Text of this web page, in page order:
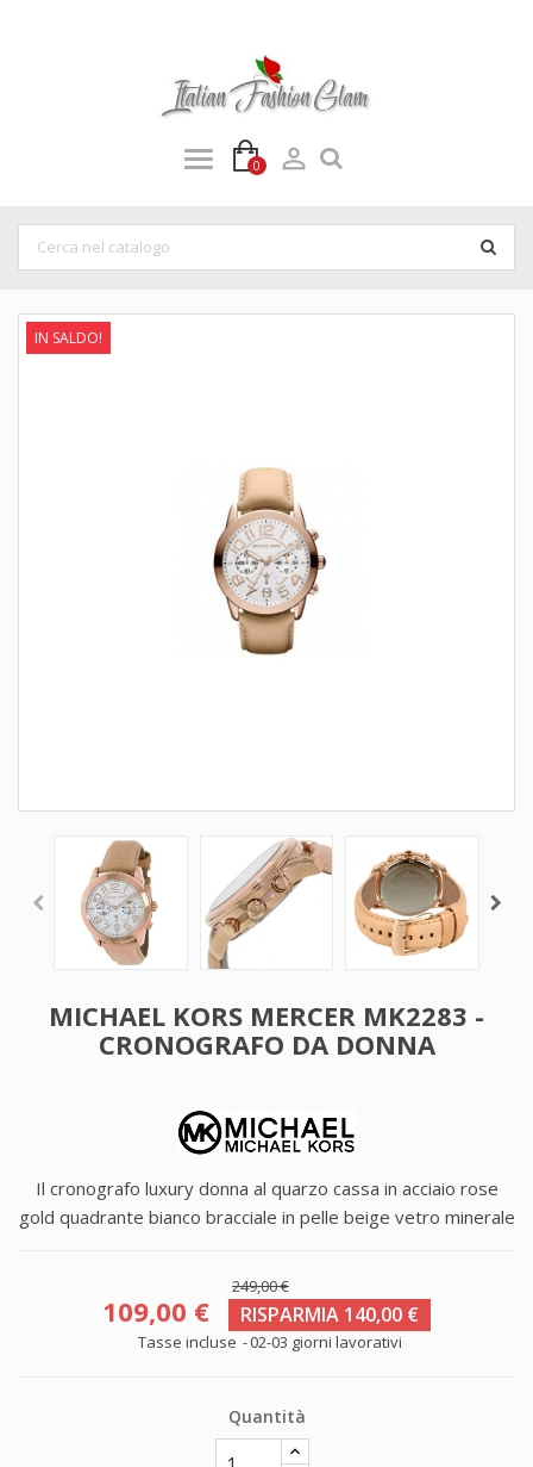
0 
IN SALDO!
MICHAEL KORS MERCER MK2283 -
CRONOGRAFO DA DONNA
Il cronografo luxury donna al quarzo cassa in acciaio rose
gold quadrante bianco bracciale in pelle beige vetro minerale
249,00 €
109,00 € RISPARMIA 140,00 €
Tasse incluse 02-03 giorni lavorativi
Quantità